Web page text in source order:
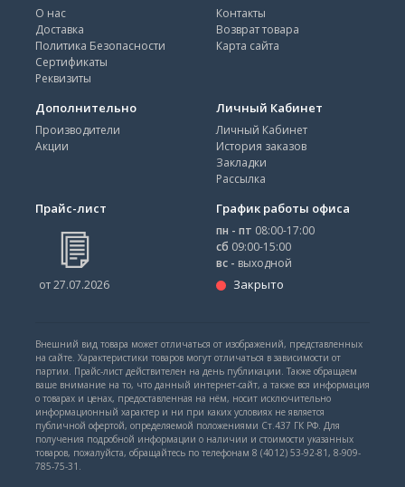
О нас
Доставка
Политика Безопасности
Сертификаты
Реквизиты
Контакты
Возврат товара
Карта сайта
Дополнительно
Производители
Акции
Личный Кабинет
Личный Кабинет
История заказов
Закладки
Рассылка
Прайс-лист
от 27.07.2026
График работы офиса
пн - пт 08:00-17:00
сб 09:00-15:00
вс - выходной
Закрыто
Внешний вид товара может отличаться от изображений, представленных
на сайте. Характеристики товаров могут отличаться в зависимости от
партии. Прайс-лист действителен на день публикации. Также обращаем
ваше внимание на то, что данный интернет-сайт, а также вся информация
о товарах и ценах, предоставленная на нём, носит исключительно
информационный характер и ни при каких условиях не является
публичной офертой, определяемой положениями Ст.437 ГК РФ. Для
получения подробной информации о наличии и стоимости указанных
товаров, пожалуйста, обращайтесь по телефонам 8 (4012) 53-92-81, 8-909-
785-75-31.